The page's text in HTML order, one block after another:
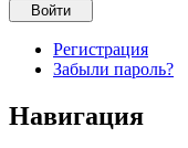
Регистрация
Забыли пароль?
Навигация